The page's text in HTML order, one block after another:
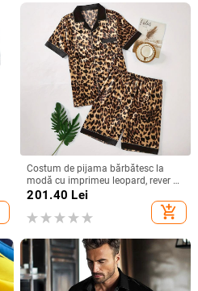
Costum de pijama bărbătesc la
modă cu imprimeu leopard, rever cu
mânecă scurtă și pantaloni scurți,
confortabil și prietenos cu pielea,
ținută casual confortabilă pentru
201.40 Lei
add_shopping_cart